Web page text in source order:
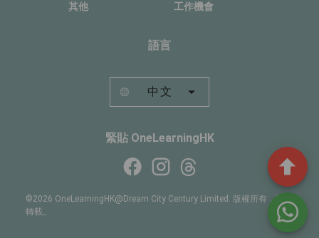
其他
工作機會
語言
中文
緊貼 OneLearningHK
©2026 OneLearningHK@Dream City Century Limited. 版權所有，不得
轉載。